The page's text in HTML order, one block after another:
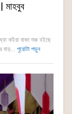
মাহবুব
ঘ্যা কইরা বাজা শুরু হইছে
বাড়... পুরোটা পড়ুন